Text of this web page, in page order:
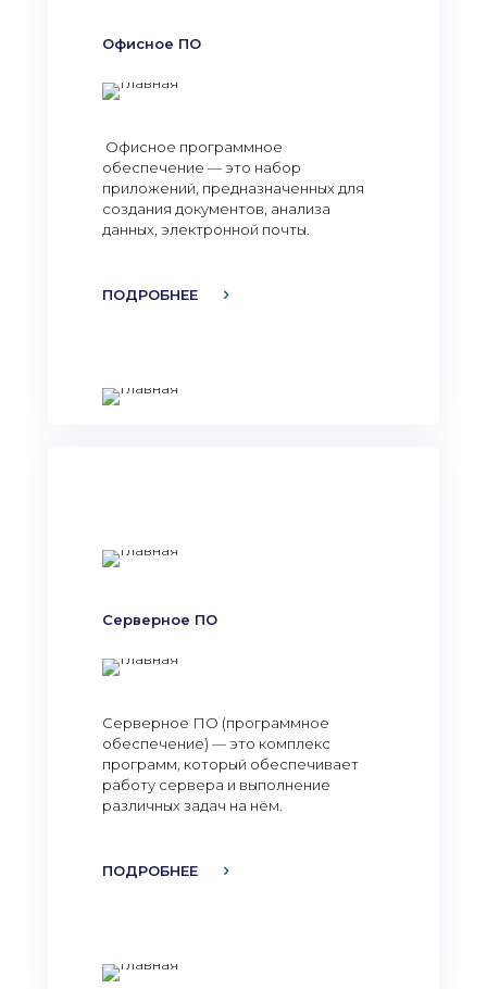
Офисное ПО
Офисное программное
обеспечение — это набор
приложений, предназначенных для
создания документов, анализа
данных, электронной почты.
ПОДРОБНЕЕ
Серверное ПО
Серверное ПО (программное
обеспечение) — это комплекс
программ, который обеспечивает
работу сервера и выполнение
различных задач на нём.
ПОДРОБНЕЕ